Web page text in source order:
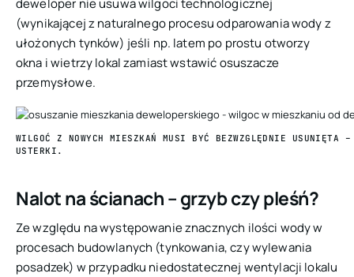
deweloper nie usuwa wilgoci technologicznej
(wynikającej z naturalnego procesu odparowania wody z
ułożonych tynków) jeśli np. latem po prostu otworzy
okna i wietrzy lokal zamiast wstawić osuszacze
przemysłowe.
WILGOĆ Z NOWYCH MIESZKAŃ MUSI BYĆ BEZWZGLĘDNIE USUNIĘTA
USTERKI.
Nalot na ścianach – grzyb czy pleśń?
Ze względu na występowanie znacznych ilości wody w
procesach budowlanych (tynkowania, czy wylewania
posadzek) w przypadku niedostatecznej wentylacji lokalu